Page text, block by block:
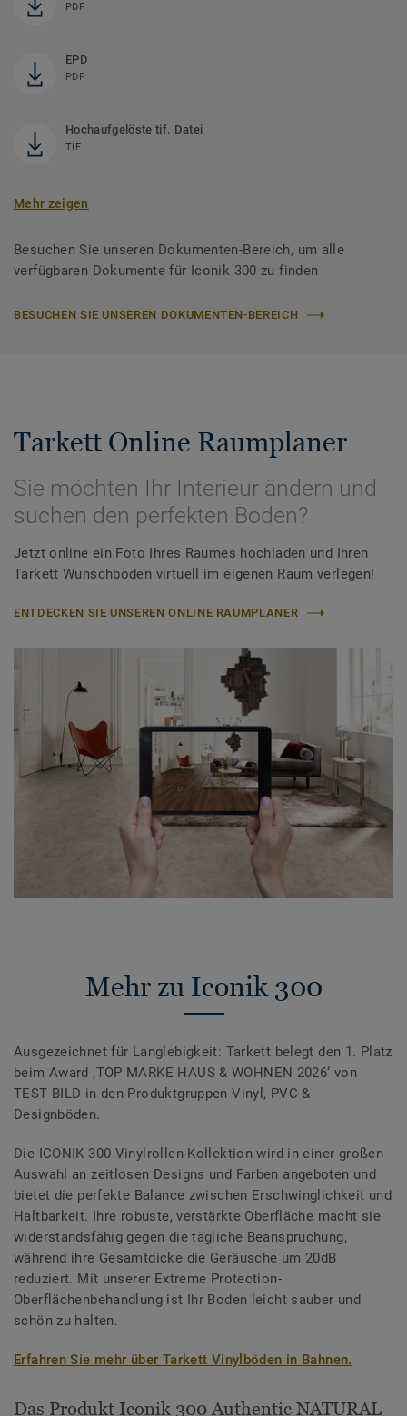
PDF
EPD
PDF
Hochaufgelöste tif. Datei
TIF
Mehr zeigen
Besuchen Sie unseren Dokumenten-Bereich, um alle
verfügbaren Dokumente für Iconik 300 zu finden
BESUCHEN SIE UNSEREN DOKUMENTEN-BEREICH
Tarkett Online Raumplaner
Sie möchten Ihr Interieur ändern und
suchen den perfekten Boden?
Jetzt online ein Foto Ihres Raumes hochladen und Ihren
Tarkett Wunschboden virtuell im eigenen Raum verlegen!
ENTDECKEN SIE UNSEREN ONLINE RAUMPLANER
Mehr zu Iconik 300
Ausgezeichnet für Langlebigkeit: Tarkett belegt den 1. Platz
beim Award ‚TOP MARKE HAUS & WOHNEN 2026‘ von
TEST BILD in den Produktgruppen Vinyl, PVC &
Designböden.
Die ICONIK 300 Vinylrollen-Kollektion wird in einer großen
Auswahl an zeitlosen Designs und Farben angeboten und
bietet die perfekte Balance zwischen Erschwinglichkeit und
Haltbarkeit. Ihre robuste, verstärkte Oberfläche macht sie
widerstandsfähig gegen die tägliche Beanspruchung,
während ihre Gesamtdicke die Geräusche um 20dB
reduziert. Mit unserer Extreme Protection-
Oberflächenbehandlung ist Ihr Boden leicht sauber und
schön zu halten.
Erfahren Sie mehr über Tarkett Vinylböden in Bahnen.
Das Produkt Iconik 300 Authentic NATURAL